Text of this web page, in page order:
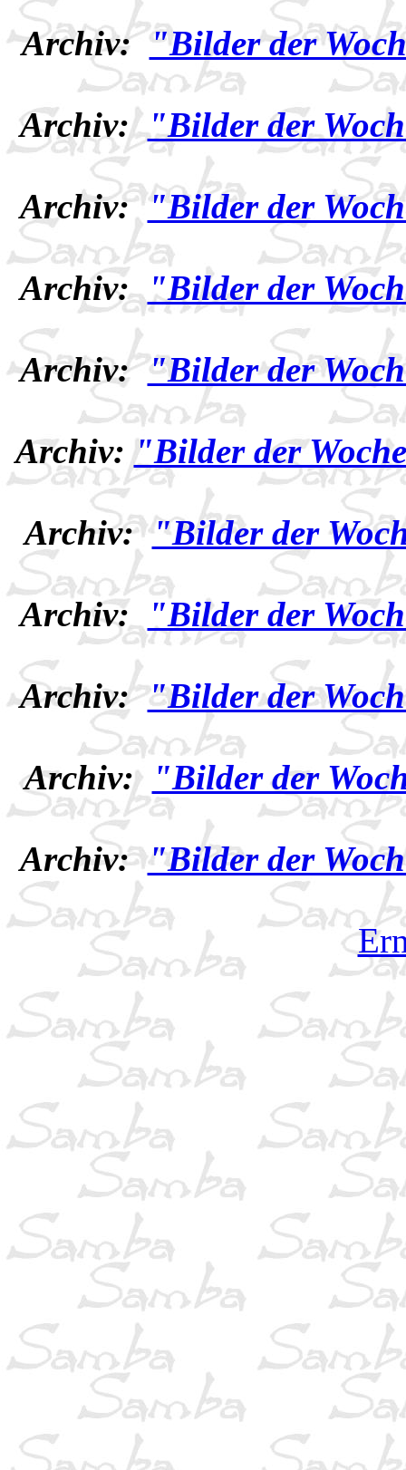
Archiv:"Bilder der
Archiv:"Bilder der
Archiv:"Bilder der
Archiv: "Bilder der
Archiv:"Bilder der
Archiv:"Bilder der
Archiv:"Bilder der
Archiv: "Bilder der
Archiv:"Bilder der
Archiv: "Bilder der
Archiv:"Bilder der